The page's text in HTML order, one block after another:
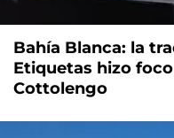
Bahía Blanca: la
Etiquetas hizo
Cottolengo